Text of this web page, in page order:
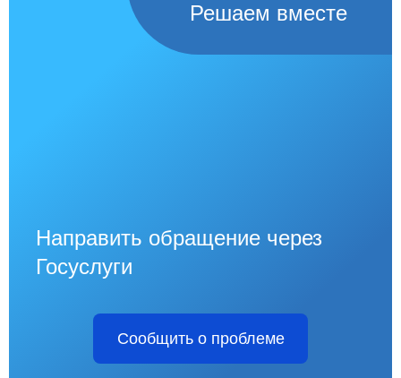
Решаем вместе
Направить обращение через
Госуслуги
Сообщить о проблеме